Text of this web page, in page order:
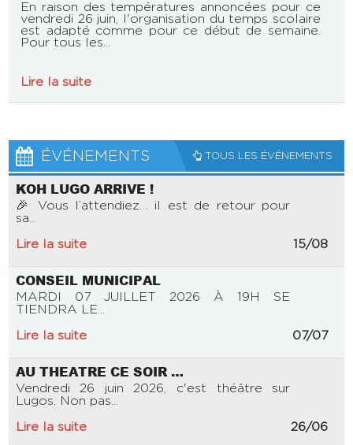
En raison des températures annoncées pour ce
vendredi 26 juin, l'organisation du temps scolaire
est adapté comme pour ce début de semaine.
Pour tous les...
Lire la suite
ÉVÉNEMENTS TOUS LES ÉVÉNEMENTS
KOH LUGO ARRIVE !
🎉 Vous l’attendiez… il est de retour pour
sa...
Lire la suite 15/08
CONSEIL MUNICIPAL
MARDI 07 JUILLET 2026 À 19H SE
TIENDRA LE...
Lire la suite 07/07
AU THEATRE CE SOIR …
Vendredi 26 juin 2026, c'est théâtre sur
Lugos. Non pas...
Lire la suite 26/06